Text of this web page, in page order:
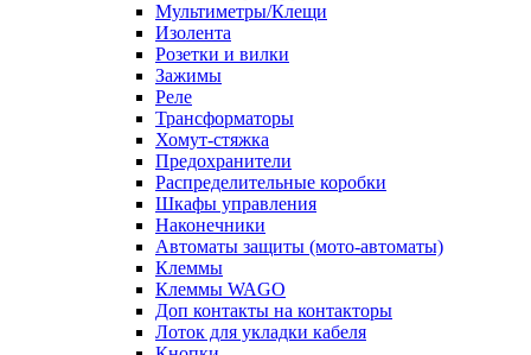
Мультиметры/Клещи
Изолента
Розетки и вилки
Зажимы
Реле
Трансформаторы
Хомут-стяжка
Предохранители
Распределительные коробки
Шкафы управления
Наконечники
Автоматы защиты (мото-автоматы)
Клеммы
Клеммы WAGO
Доп контакты на контакторы
Лоток для укладки кабеля